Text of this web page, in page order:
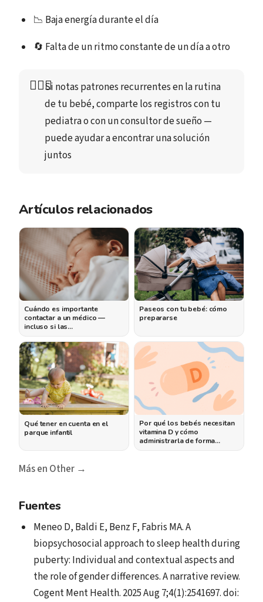
📉 Baja energía durante el día
🔄 Falta de un ritmo constante de un día a otro
👩🏻‍⚕️Si notas patrones recurrentes en la rutina
de tu bebé, comparte los registros con tu
pediatra o con un consultor de sueño —
puede ayudar a encontrar una solución
juntos
Artículos relacionados
Cuándo es importante
contactar a un médico —
incluso si las…
Paseos con tu bebé: cómo
prepararse
Qué tener en cuenta en el
parque infantil
Por qué los bebés necesitan
vitamina D y cómo
administrarla de forma…
Más en Other →
Fuentes
Meneo D, Baldi E, Benz F, Fabris MA. A
biopsychosocial approach to sleep health during
puberty: Individual and contextual aspects and
the role of gender differences. A narrative review.
Cogent Ment Health. 2025 Aug 7;4(1):2541697. doi: